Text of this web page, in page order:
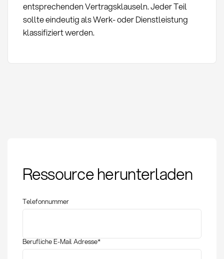
entsprechenden Vertragsklauseln. Jeder Teil
sollte eindeutig als Werk- oder Dienstleistung
klassifiziert werden.
Dienstvertrag:
Unterschiede und
Ressource herunterladen
Telefonnummer
Berufliche E-Mail Adresse*